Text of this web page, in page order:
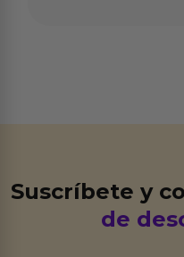
Suscríbete y
de